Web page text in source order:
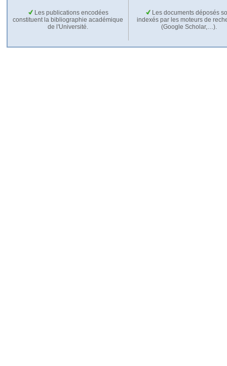
Les publications encodées
constituent la bibliographie académique
de l'Université.
Les documents déposés
indexés par les moteurs de
(Google Scholar,…).